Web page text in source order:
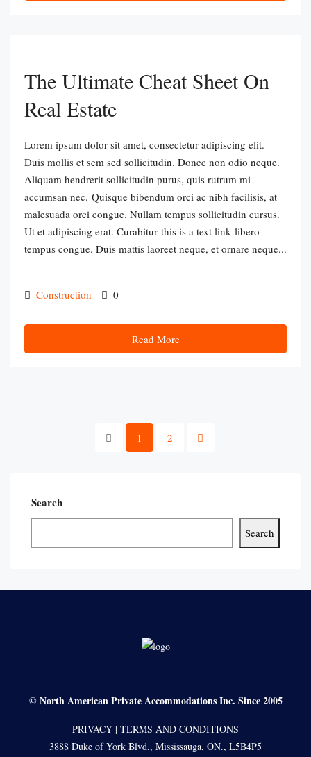
The Ultimate Cheat Sheet On
Real Estate
Lorem ipsum dolor sit amet, consectetur adipiscing elit.
Duis mollis et sem sed sollicitudin. Donec non odio neque.
Aliquam hendrerit sollicitudin purus, quis rutrum mi
accumsan nec. Quisque bibendum orci ac nibh facilisis, at
malesuada orci congue. Nullam tempus sollicitudin cursus.
Ut et adipiscing erat. Curabitur this is a text link libero
tempus congue. Duis mattis laoreet neque, et ornare neque...
Construction 0
Read More
1 2
Search
Search
© North American Private Accommodations Inc. Since 2005
PRIVACY | TERMS AND CONDITIONS
3888 Duke of York Blvd., Mississauga, ON., L5B4P5